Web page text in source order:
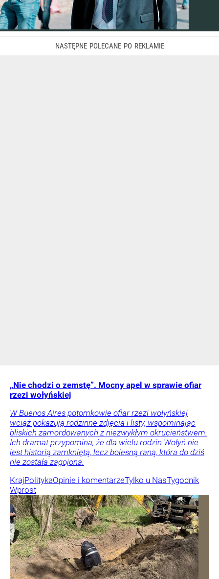
„Nie chodzi o zemstę”. Mocny apel w sprawie ofiar
rzezi wołyńskiej
W Buenos Aires potomkowie ofiar rzezi wołyńskiej
wciąż pokazują rodzinne zdjęcia i listy, wspominając
bliskich zamordowanych z niezwykłym okrucieństwem.
Ich dramat przypomina, że dla wielu rodzin Wołyń nie
jest historią zamkniętą, lecz bolesną raną, która do dziś
nie została zagojona.
KrajPolitykaOpinie i komentarzeTylko u NasTygodnik
Wprost